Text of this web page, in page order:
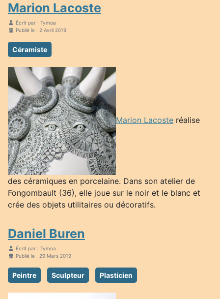
Marion Lacoste
Écrit par : Tymoa
Publié le : 2 Avril 2019
Céramiste
Marion Lacoste réalise
des céramiques en porcelaine. Dans son atelier de
Fongombault (36), elle joue sur le noir et le blanc et
crée des objets utilitaires ou décoratifs.
Daniel Buren
Écrit par : Tymoa
Publié le : 29 Mars 2019
Peintre Sculpteur Plasticien